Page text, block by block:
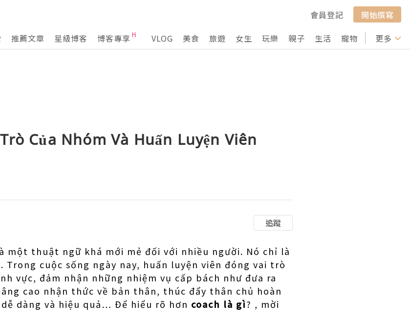
會員登記
開始撰寫
推薦文章 星級博客 博客專享 VLOG 美食 旅遊 女生 玩樂 親子 生活 寵物 行山 打卡
更多
Của Nhóm Và Huấn Luyện Viên
追蹤
một thuật ngữ khá mới mẻ đối với nhiều người. Nó chỉ là
cuộc sống ngày nay, huấn luyện viên đóng vai trò
vực, đảm nhận những nhiệm vụ cấp bách như đưa ra
cao nhận thức về bản thân, thúc đẩy thân chủ hoàn
dàng và hiệu quả… Để hiểu rõ hơn coach là gì? , mời